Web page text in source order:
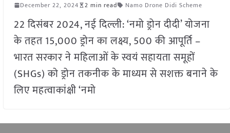
December 22, 2024 2 min read Namo Drone Didi Scheme
22 दिसंबर 2024, नई दिल्ली: ‘नमो ड्रोन दीदी’ योजना
के तहत 15,000 ड्रोन का लक्ष्य, 500 की आपूर्ति –
भारत सरकार ने महिलाओं के स्वयं सहायता समूहों
(SHGs) को ड्रोन तकनीक के माध्यम से सशक्त बनाने के
लिए महत्वाकांक्षी ‘नमो